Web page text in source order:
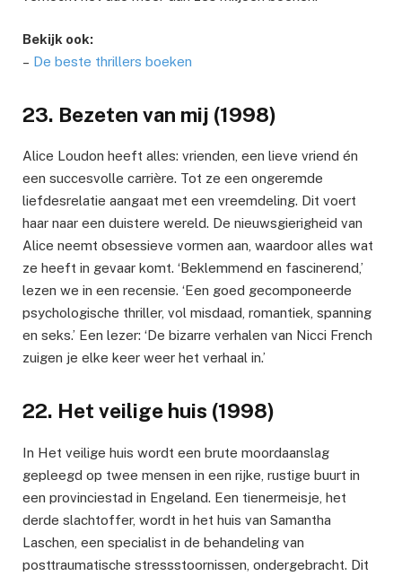
Bekijk ook:
– De beste thrillers boeken
23. Bezeten van mij (1998)
Alice Loudon heeft alles: vrienden, een lieve vriend én
een succesvolle carrière. Tot ze een ongeremde
liefdesrelatie aangaat met een vreemdeling. Dit voert
haar naar een duistere wereld. De nieuwsgierigheid van
Alice neemt obsessieve vormen aan, waardoor alles wat
ze heeft in gevaar komt. ‘Beklemmend en fascinerend,’
lezen we in een recensie. ‘Een goed gecomponeerde
psychologische thriller, vol misdaad, romantiek, spanning
en seks.’ Een lezer: ‘De bizarre verhalen van Nicci French
zuigen je elke keer weer het verhaal in.’
22. Het veilige huis (1998)
In Het veilige huis wordt een brute moordaanslag
gepleegd op twee mensen in een rijke, rustige buurt in
een provinciestad in Engeland. Een tienermeisje, het
derde slachtoffer, wordt in het huis van Samantha
Laschen, een specialist in de behandeling van
posttraumatische stressstoornissen, ondergebracht. Dit